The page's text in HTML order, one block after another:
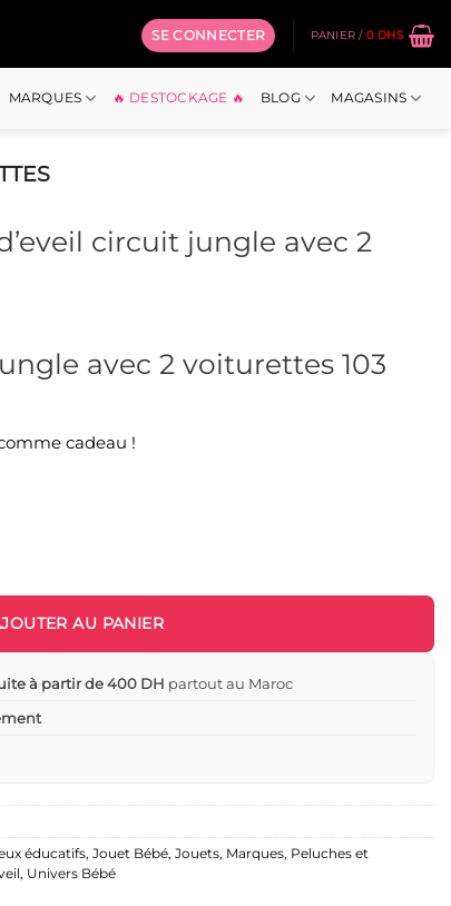
SE CONNECTER PANIER / 0 DHS
MARQUES 🔥 DESTOCKAGE 🔥 BLOG MAGASINS
circuit jungle avec 2
avec 2 voiturettes 103
cadeau !
jungle avec 2 voiturettes
AU PANIER
à partir de 400 DH partout au Maroc
éducatifs, Jouet Bébé, Jouets, Marques, Peluches et
, Univers Bébé